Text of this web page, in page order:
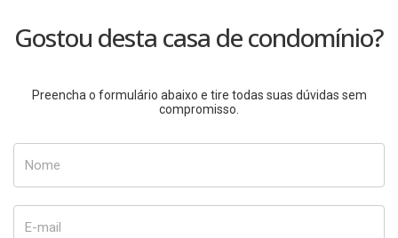
Gostou desta casa de condomínio?
Preencha o formulário abaixo e tire todas suas dúvidas sem
compromisso.